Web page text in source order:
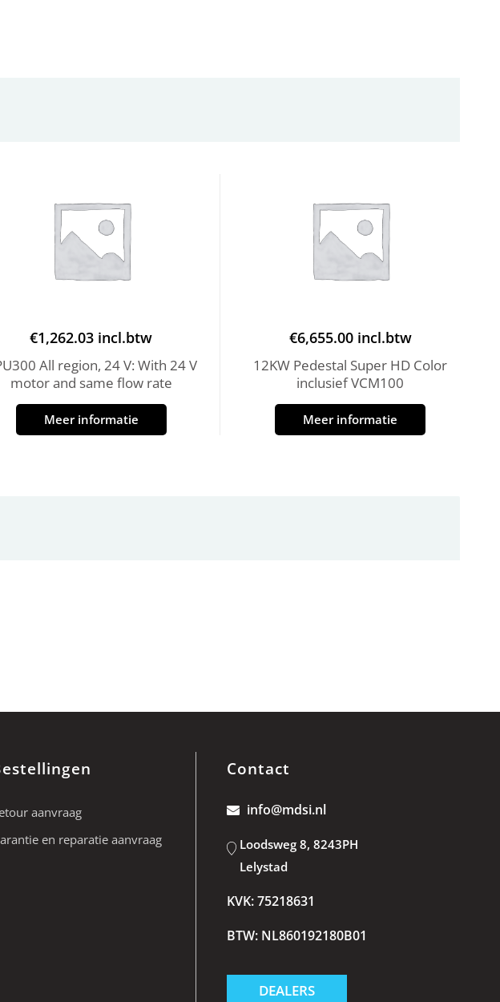
€1,262.03 incl.btw
All region, 24 V: With 24 V
motor and same flow rate
Meer informatie
€6,655.00 incl.btw
12KW Pedestal Super HD Color
inclusief VCM100
Meer informatie
aanvraag
en reparatie aanvraag
Contact
info@mdsi.nl
Loodsweg 8, 8243PH
Lelystad
KVK: 75218631
BTW: NL860192180B01
DEALERS